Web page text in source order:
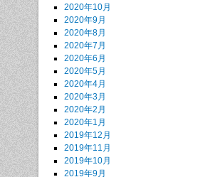
2020年10月
2020年9月
2020年8月
2020年7月
2020年6月
2020年5月
2020年4月
2020年3月
2020年2月
2020年1月
2019年12月
2019年11月
2019年10月
2019年9月